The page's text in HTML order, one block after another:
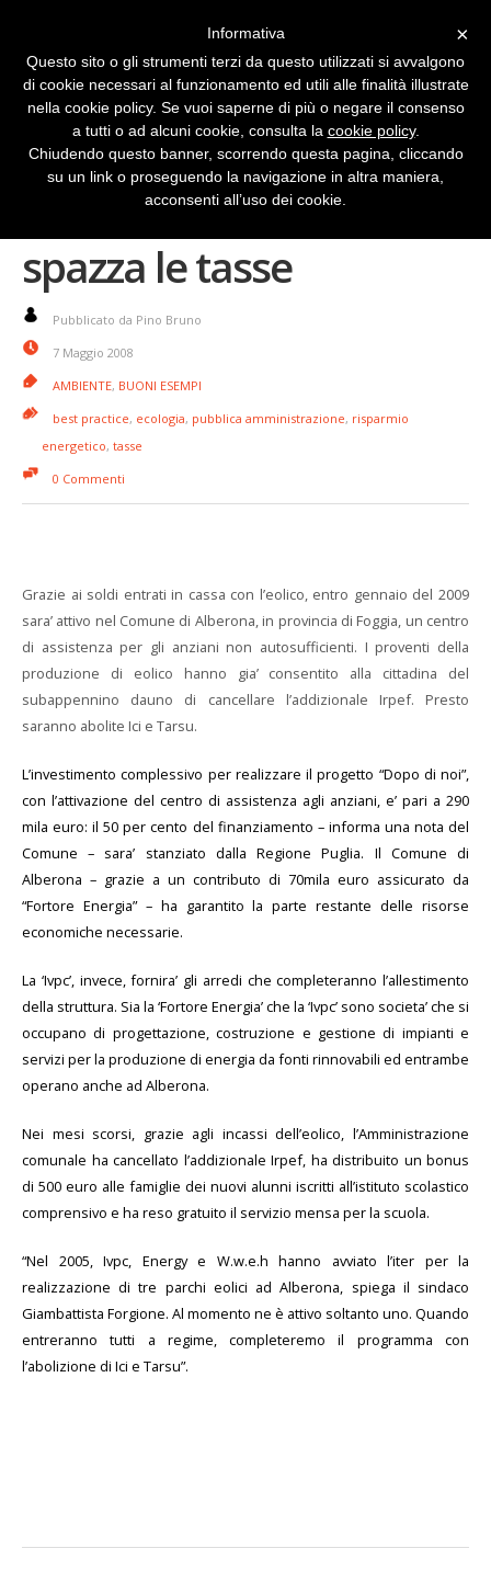
Il vento pulito che
spazza le tasse
Pubblicato da Pino Bruno
7 Maggio 2008
AMBIENTE, BUONI ESEMPI
best practice, ecologia, pubblica amministrazione, risparmio
energetico, tasse
0 Commenti
Grazie ai soldi entrati in cassa con l’eolico, entro gennaio del 2009
sara’ attivo nel Comune di Alberona, in provincia di Foggia, un centro
di assistenza per gli anziani non autosufficienti. I proventi della
produzione di eolico hanno gia’ consentito alla cittadina del
subappennino dauno di cancellare l’addizionale Irpef. Presto
saranno abolite Ici e Tarsu.
L’investimento complessivo per realizzare il progetto “Dopo di noi”,
con l’attivazione del centro di assistenza agli anziani, e’ pari a 290
mila euro: il 50 per cento del finanziamento – informa una nota del
Comune – sara’ stanziato dalla Regione Puglia. Il Comune di
Alberona – grazie a un contributo di 70mila euro assicurato da
“Fortore Energia” – ha garantito la parte restante delle risorse
economiche necessarie.
La ‘Ivpc’, invece, fornira’ gli arredi che completeranno l’allestimento
della struttura. Sia la ‘Fortore Energia’ che la ‘Ivpc’ sono societa’ che si
occupano di progettazione, costruzione e gestione di impianti e
servizi per la produzione di energia da fonti rinnovabili ed entrambe
operano anche ad Alberona.
Nei mesi scorsi, grazie agli incassi dell’eolico, l’Amministrazione
comunale ha cancellato l’addizionale Irpef, ha distribuito un bonus
di 500 euro alle famiglie dei nuovi alunni iscritti all’istituto scolastico
comprensivo e ha reso gratuito il servizio mensa per la scuola.
“Nel 2005, Ivpc, Energy e W.w.e.h hanno avviato l’iter per la
realizzazione di tre parchi eolici ad Alberona, spiega il sindaco
Giambattista Forgione. Al momento ne è attivo soltanto uno. Quando
entreranno tutti a regime, completeremo il programma con
l’abolizione di Ici e Tarsu”.
×
Informativa
Questo sito o gli strumenti terzi da questo utilizzati si avvalgono
di cookie necessari al funzionamento ed utili alle finalità illustrate
nella cookie policy. Se vuoi saperne di più o negare il consenso
a tutti o ad alcuni cookie, consulta la cookie policy.
Chiudendo questo banner, scorrendo questa pagina, cliccando
su un link o proseguendo la navigazione in altra maniera,
acconsenti all’uso dei cookie.